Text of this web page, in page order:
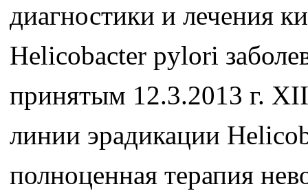
диагностики и лечения
Helicobacter pylori
принятым 12.3.2013 г.
линии эрадикации
полноценная терапия